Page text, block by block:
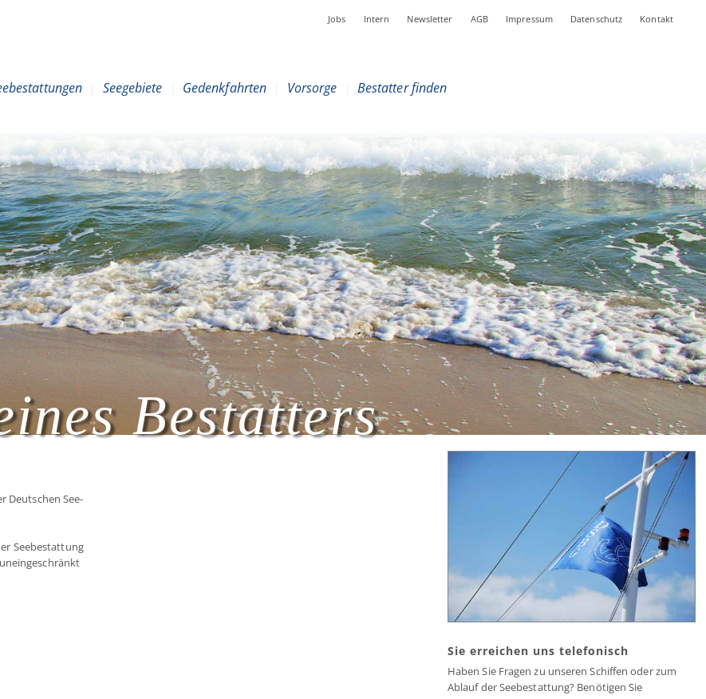
Jobs Intern Newsletter AGB Impressum Datenschutz Kontakt
Seegebiete Gedenkfahrten Vorsorge Bestatter finden
Bestatters
Deutschen See-
Seebestattung
Sie erreichen uns telefonisch
Haben Sie Fragen zu unseren Schiffen oder zum
Ablauf der Seebestattung? Benötigen Sie